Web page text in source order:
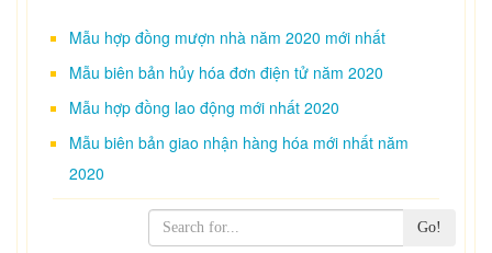
Mẫu hợp đồng mượn nhà năm 2020 mới nhất
Mẫu biên bản hủy hóa đơn điện tử năm 2020
Mẫu hợp đồng lao động mới nhất 2020
Mẫu biên bản giao nhận hàng hóa mới nhất năm
2020
Go!